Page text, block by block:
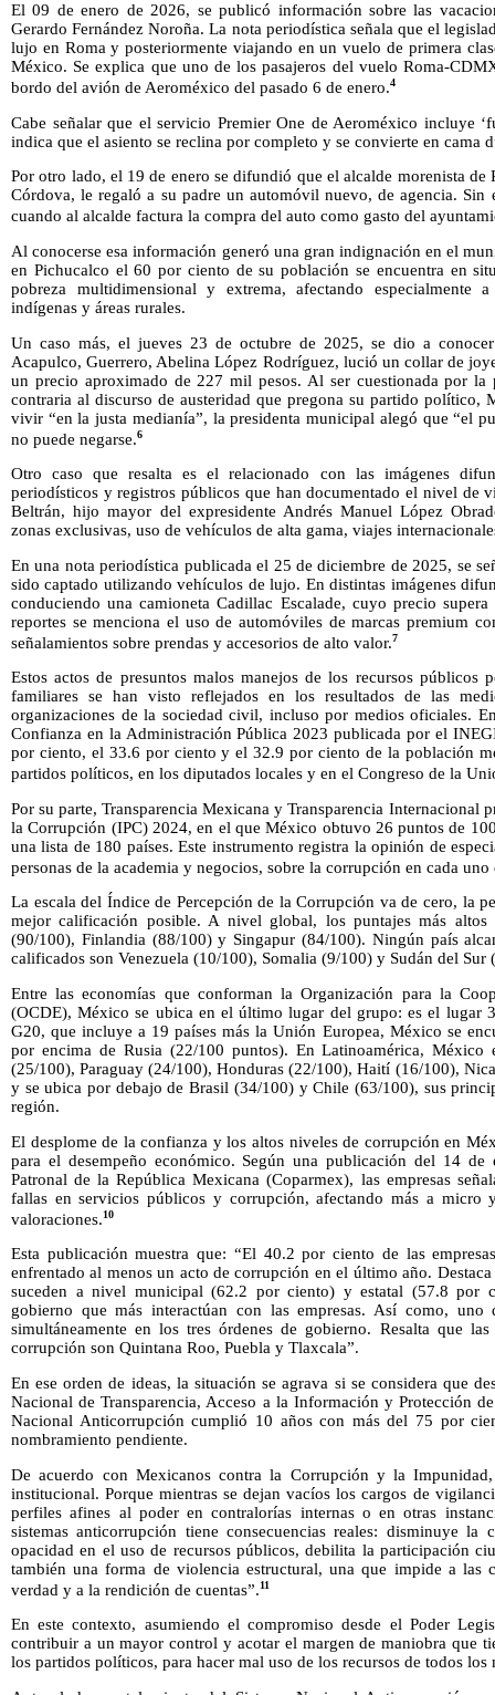
El 09 de enero de 2026, se publicó información sobre las
Gerardo Fernández Noroña. La nota periodística señala que el
lujo en Roma y posteriormente viajando en un vuelo de primera
México. Se explica que uno de los pasajeros del vuelo Roma-
bordo del avión de Aeroméxico del pasado 6 de enero.4
Cabe señalar que el servicio Premier One de Aeroméxico incluye
indica que el asiento se reclina por completo y se convierte en cama
Por otro lado, el 19 de enero se difundió que el alcalde morenista de
Córdova, le regaló a su padre un automóvil nuevo, de agencia. Sin
cuando al alcalde factura la compra del auto como gasto del
Al conocerse esa información generó una gran indignación en el
en Pichucalco el 60 por ciento de su población se encuentra en
pobreza multidimensional y extrema, afectando especialmente
indígenas y áreas rurales.
Un caso más, el jueves 23 de octubre de 2025, se dio a
Acapulco, Guerrero, Abelina López Rodríguez, lució un collar de
un precio aproximado de 227 mil pesos. Al ser cuestionada por
contraria al discurso de austeridad que pregona su partido político,
vivir “en la justa medianía”, la presidenta municipal alegó que “el
no puede negarse.6
Otro caso que resalta es el relacionado con las imágenes
periodísticos y registros públicos que han documentado el nivel de
Beltrán, hijo mayor del expresidente Andrés Manuel López
zonas exclusivas, uso de vehículos de alta gama, viajes
En una nota periodística publicada el 25 de diciembre de 2025, se
sido captado utilizando vehículos de lujo. En distintas imágenes
conduciendo una camioneta Cadillac Escalade, cuyo precio
reportes se menciona el uso de automóviles de marcas premium
señalamientos sobre prendas y accesorios de alto valor.7
Estos actos de presuntos malos manejos de los recursos
familiares se han visto reflejados en los resultados de las
organizaciones de la sociedad civil, incluso por medios oficiales.
Confianza en la Administración Pública 2023 publicada por el
por ciento, el 33.6 por ciento y el 32.9 por ciento de la población
partidos políticos, en los diputados locales y en el Congreso de la
Por su parte, Transparencia Mexicana y Transparencia Internacional
la Corrupción (IPC) 2024, en el que México obtuvo 26 puntos de
una lista de 180 países. Este instrumento registra la opinión de
personas de la academia y negocios, sobre la corrupción en cada
La escala del Índice de Percepción de la Corrupción va de cero, la
mejor calificación posible. A nivel global, los puntajes más altos
(90/100), Finlandia (88/100) y Singapur (84/100). Ningún país
calificados son Venezuela (10/100), Somalia (9/100) y Sudán del Sur
Entre las economías que conforman la Organización para la
(OCDE), México se ubica en el último lugar del grupo: es el lugar
G20, que incluye a 19 países más la Unión Europea, México se
por encima de Rusia (22/100 puntos). En Latinoamérica, México
(25/100), Paraguay (24/100), Honduras (22/100), Haití (16/100),
y se ubica por debajo de Brasil (34/100) y Chile (63/100), sus
región.
El desplome de la confianza y los altos niveles de corrupción en
para el desempeño económico. Según una publicación del 14
Patronal de la República Mexicana (Coparmex), las empresas
fallas en servicios públicos y corrupción, afectando más a micro
valoraciones.10
Esta publicación muestra que: “El 40.2 por ciento de las
enfrentado al menos un acto de corrupción en el último año.
suceden a nivel municipal (62.2 por ciento) y estatal (57.8 por
gobierno que más interactúan con las empresas. Así como,
simultáneamente en los tres órdenes de gobierno. Resalta que
corrupción son Quintana Roo, Puebla y Tlaxcala”.
En ese orden de ideas, la situación se agrava si se considera que
Nacional de Transparencia, Acceso a la Información y Protección
Nacional Anticorrupción cumplió 10 años con más del 75 por
nombramiento pendiente.
De acuerdo con Mexicanos contra la Corrupción y la
institucional. Porque mientras se dejan vacíos los cargos de
perfiles afines al poder en contralorías internas o en otras
sistemas anticorrupción tiene consecuencias reales: disminuye la
opacidad en el uso de recursos públicos, debilita la participación
también una forma de violencia estructural, una que impide a las
verdad y a la rendición de cuentas”.11
En este contexto, asumiendo el compromiso desde el Poder
contribuir a un mayor control y acotar el margen de maniobra que
los partidos políticos, para hacer mal uso de los recursos de todos los